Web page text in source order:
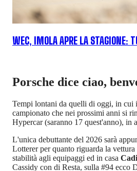
WEC, IMOLA APRE LA STAGIONE:
Porsche dice ciao,
Tempi lontani da quelli di oggi, in cui
campionato che nei prossimi anni si
Hypercar (saranno 17 quest'anno), in
L'unica debuttante del 2026 sarà
Lotterer per quanto riguarda la
stabilità agli equipaggi ed in casa
Cassidy con di Resta, sulla #94 ecco